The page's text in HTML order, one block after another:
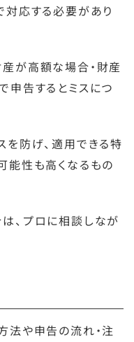
対応する必要があり
が高額な場合・財産
申告するとミスにつ
を防げ、適用できる特
能性も高くなるもの
、プロに相談しなが
法や申告の流れ・注